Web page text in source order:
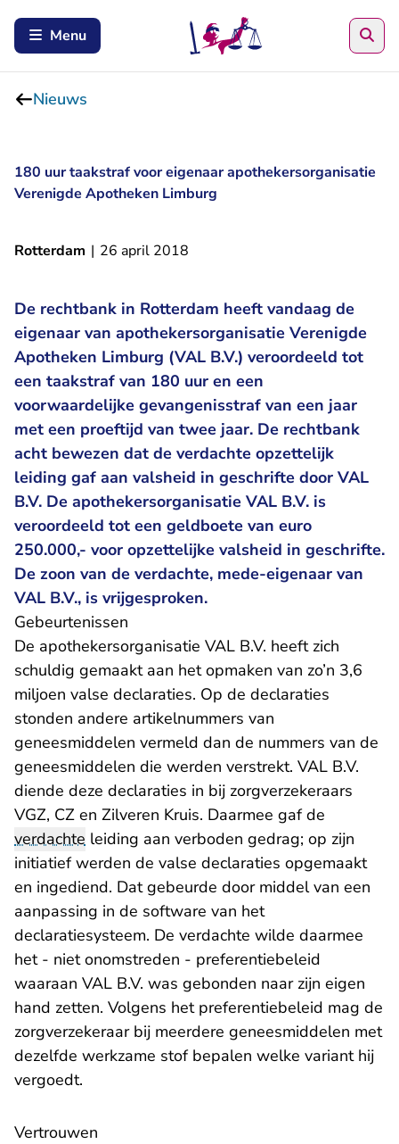
Menu
Nieuws
180 uur taakstraf voor eigenaar apothekersorganisatie
Verenigde Apotheken Limburg
Rotterdam | 26 april 2018
De rechtbank in Rotterdam heeft vandaag de
eigenaar van apothekersorganisatie Verenigde
Apotheken Limburg (VAL B.V.) veroordeeld tot
een taakstraf van 180 uur en een
voorwaardelijke gevangenisstraf van een jaar
met een proeftijd van twee jaar. De rechtbank
acht bewezen dat de verdachte opzettelijk
leiding gaf aan valsheid in geschrifte door VAL
B.V. De apothekersorganisatie VAL B.V. is
veroordeeld tot een geldboete van euro
250.000,- voor opzettelijke valsheid in geschrifte.
De zoon van de verdachte, mede-eigenaar van
VAL B.V., is vrijgesproken.
Gebeurtenissen
De apothekersorganisatie VAL B.V. heeft zich
schuldig gemaakt aan het opmaken van zo’n 3,6
miljoen valse declaraties. Op de declaraties
stonden andere artikelnummers van
geneesmiddelen vermeld dan de nummers van de
geneesmiddelen die werden verstrekt. VAL B.V.
diende deze declaraties in bij zorgverzekeraars
VGZ, CZ en Zilveren Kruis. Daarmee gaf de
verdachte leiding aan verboden gedrag; op zijn
initiatief werden de valse declaraties opgemaakt
en ingediend. Dat gebeurde door middel van een
aanpassing in de software van het
declaratiesysteem. De verdachte wilde daarmee
het - niet onomstreden - preferentiebeleid
waaraan VAL B.V. was gebonden naar zijn eigen
hand zetten. Volgens het preferentiebeleid mag de
zorgverzekeraar bij meerdere geneesmiddelen met
dezelfde werkzame stof bepalen welke variant hij
vergoedt.
Vertrouwen